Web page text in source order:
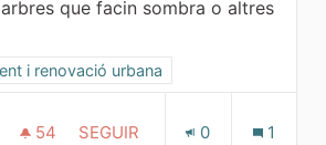
que facin sombra o altres
per la categoria: Desenvolupament i
i renovació urbana
54 54 SEGUIDORES
SEGUIR 0 1